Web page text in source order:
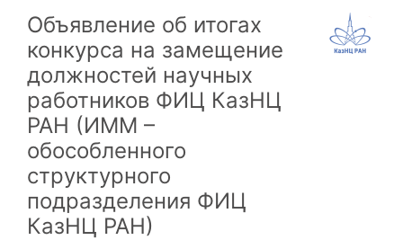
Объявление об итогах
конкурса на замещение
должностей научных
работников ФИЦ КазНЦ
РАН (ИММ –
обособленного
структурного
подразделения ФИЦ
КазНЦ РАН)